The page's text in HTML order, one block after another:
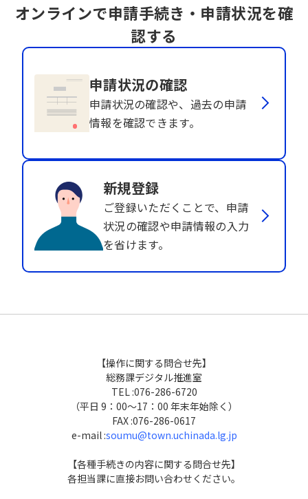
オンラインで申請手続き・申請状況を確
認する
申請状況の確認
申請状況の確認や、過去の申請
情報を確認できます。
新規登録
ご登録いただくことで、申請
状況の確認や申請情報の入力
を省けます。
【操作に関する問合せ先】
総務課デジタル推進室
TEL :076-286-6720
（平日 9：00～17：00 年末年始除く）
FAX :076-286-0617
e-mail :soumu@town.uchinada.lg.jp
【各種手続きの内容に関する問合せ先】
各担当課に直接お問い合わせください。